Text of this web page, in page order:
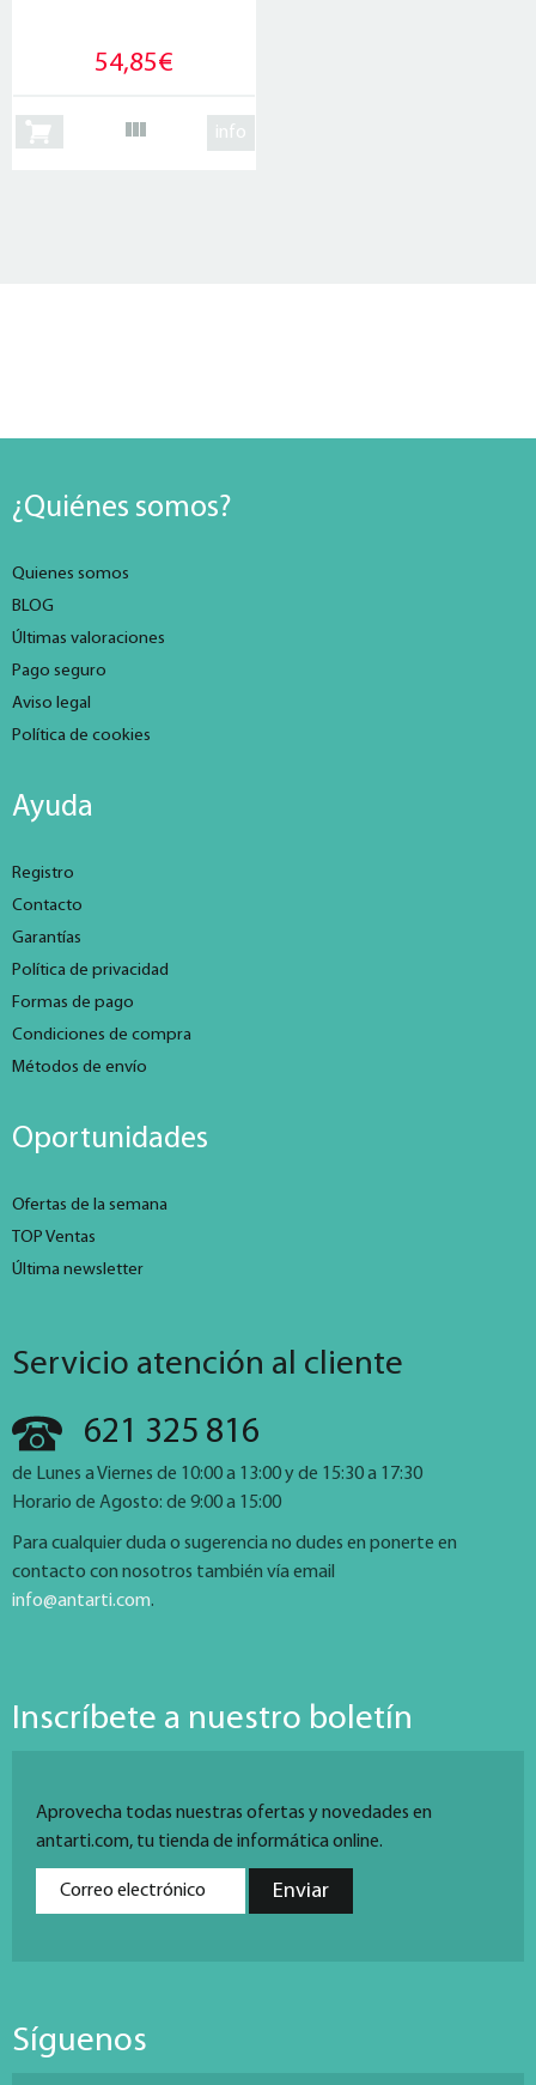
54,85€
info
¿Quiénes somos?
Quienes somos
BLOG
Últimas valoraciones
Pago seguro
Aviso legal
Política de cookies
Ayuda
Registro
Contacto
Garantías
Política de privacidad
Formas de pago
Condiciones de compra
Métodos de envío
Oportunidades
Ofertas de la semana
TOP Ventas
Última newsletter
Servicio atención al cliente
621 325 816
de Lunes a Viernes de 10:00 a 13:00 y de 15:30 a 17:30
Horario de Agosto: de 9:00 a 15:00
Para cualquier duda o sugerencia no dudes en ponerte en
contacto con nosotros también vía email
info@antarti.com.
Inscríbete a nuestro boletín
Aprovecha todas nuestras ofertas y novedades en
antarti.com, tu tienda de informática online.
Síguenos